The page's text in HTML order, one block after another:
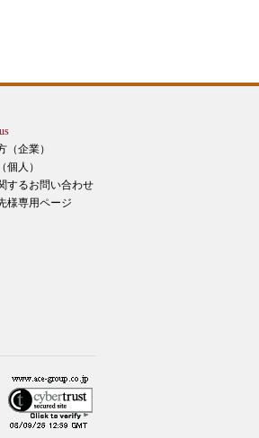
（企業）
個人）
するお問い合わせ
様専用ページ